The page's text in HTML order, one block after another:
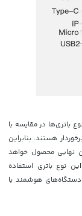
باتری‌ها در مقایسه با
هستند. بنابراین
نهایی محصول خواهد
نوع باتری استفاده
دستگاه‌های هوشمند با